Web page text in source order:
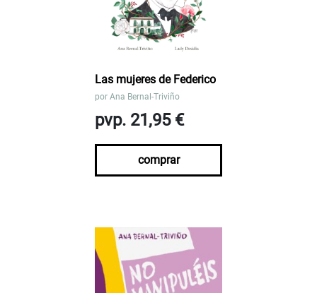
Las mujeres de Federico
por Ana Bernal-Triviño
pvp. 21,95 €
comprar